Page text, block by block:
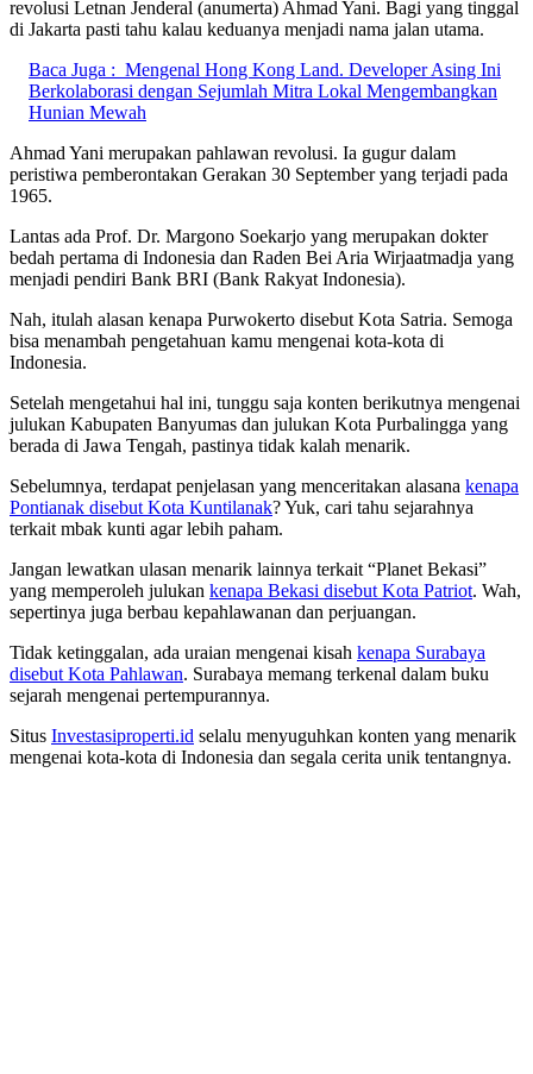
revolusi Letnan Jenderal (anumerta) Ahmad Yani. Bagi yang tinggal
di Jakarta pasti tahu kalau keduanya menjadi nama jalan utama.
Baca Juga : Mengenal Hong Kong Land. Developer Asing Ini
Berkolaborasi dengan Sejumlah Mitra Lokal Mengembangkan
Hunian Mewah
Ahmad Yani merupakan pahlawan revolusi. Ia gugur dalam
peristiwa pemberontakan Gerakan 30 September yang terjadi pada
1965.
Lantas ada Prof. Dr. Margono Soekarjo yang merupakan dokter
bedah pertama di Indonesia dan Raden Bei Aria Wirjaatmadja yang
menjadi pendiri Bank BRI (Bank Rakyat Indonesia).
Nah, itulah alasan kenapa Purwokerto disebut Kota Satria. Semoga
bisa menambah pengetahuan kamu mengenai kota-kota di
Indonesia.
Setelah mengetahui hal ini, tunggu saja konten berikutnya mengenai
julukan Kabupaten Banyumas dan julukan Kota Purbalingga yang
berada di Jawa Tengah, pastinya tidak kalah menarik.
Sebelumnya, terdapat penjelasan yang menceritakan alasana kenapa
Pontianak disebut Kota Kuntilanak? Yuk, cari tahu sejarahnya
terkait mbak kunti agar lebih paham.
Jangan lewatkan ulasan menarik lainnya terkait “Planet Bekasi”
yang memperoleh julukan kenapa Bekasi disebut Kota Patriot. Wah,
sepertinya juga berbau kepahlawanan dan perjuangan.
Tidak ketinggalan, ada uraian mengenai kisah kenapa Surabaya
disebut Kota Pahlawan. Surabaya memang terkenal dalam buku
sejarah mengenai pertempurannya.
Situs Investasiproperti.id selalu menyuguhkan konten yang menarik
mengenai kota-kota di Indonesia dan segala cerita unik tentangnya.